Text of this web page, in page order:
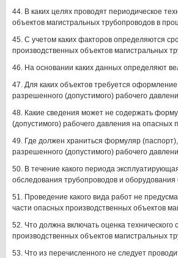
44. В каких целях проводят периодическое
объектов магистральных трубопроводов в
45. С учетом каких факторов определяются
производственных объектов магистральных
46. На основании каких данных определяют
47. Для каких объектов требуется
разрешенного (допустимого) рабочего
48. Какие сведения может не содержать
(допустимого) рабочего давления на опасных
49. Где должен храниться формуляр
разрешенного (допустимого) рабочего
50. В течение какого периода
обследования трубопроводов и
51. Проведение какого вида работ не
части опасных производственных объектов
52. Что должна включать оценка
производственных объектов магистральных
53. Что из перечисленного не следует